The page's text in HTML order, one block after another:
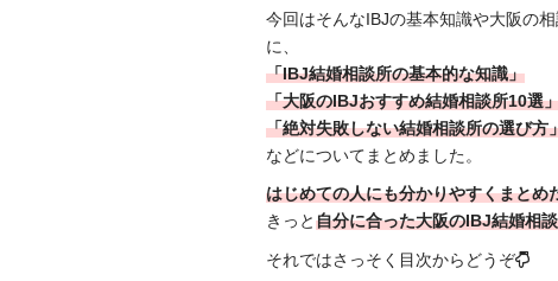
今回はそんなIBJの基本知識や大阪の
に、
「IBJ結婚相談所の基本的な知識」
「大阪のIBJおすすめ結婚相談所10選
「絶対失敗しない結婚相談所の選び方
などについてまとめました。
はじめての人にも分かりやすくまとめ
きっと自分に合った大阪のIBJ結婚相
それではさっそく目次からどうぞ